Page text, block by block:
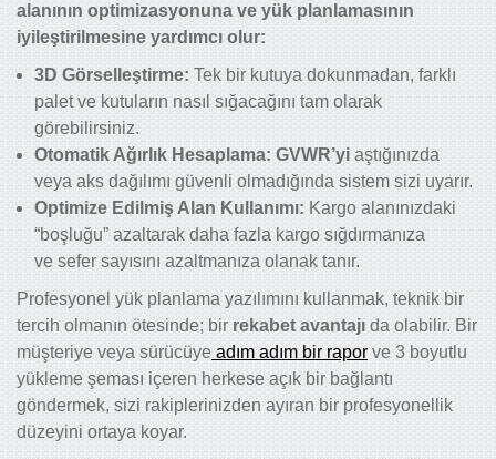
alanının optimizasyonuna ve yük planlamasının
iyileştirilmesine yardımcı olur:
3D Görselleştirme: Tek bir kutuya dokunmadan, farklı
palet ve kutuların nasıl sığacağını tam olarak
görebilirsiniz.
Otomatik Ağırlık Hesaplama: GVWR’yi aştığınızda
veya aks dağılımı güvenli olmadığında sistem sizi uyarır.
Optimize Edilmiş Alan Kullanımı: Kargo alanınızdaki
“boşluğu” azaltarak daha fazla kargo sığdırmanıza
ve sefer sayısını azaltmanıza olanak tanır.
Profesyonel yük planlama yazılımını kullanmak, teknik bir
tercih olmanın ötesinde; bir rekabet avantajı da olabilir. Bir
müşteriye veya sürücüye adım adım bir raporve 3 boyutlu
yükleme şeması içeren herkese açık bir bağlantı
göndermek, sizi rakiplerinizden ayıran bir profesyonellik
düzeyini ortaya koyar.